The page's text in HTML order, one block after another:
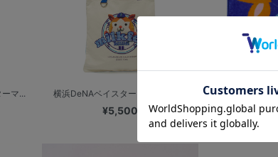
マ... 横浜DeNAベイスターズ×MILKFE...
¥5,500
ミニタオル/DB.